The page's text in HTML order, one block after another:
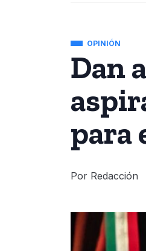
OPINIÓN
Dan
para
Por Redacción